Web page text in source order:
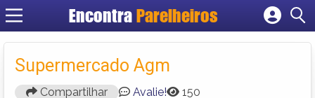
Encontra Parelheiros
Cadastrar empresa
Criar conta
Supermercado Agm
Compartilhar Avalie! 150